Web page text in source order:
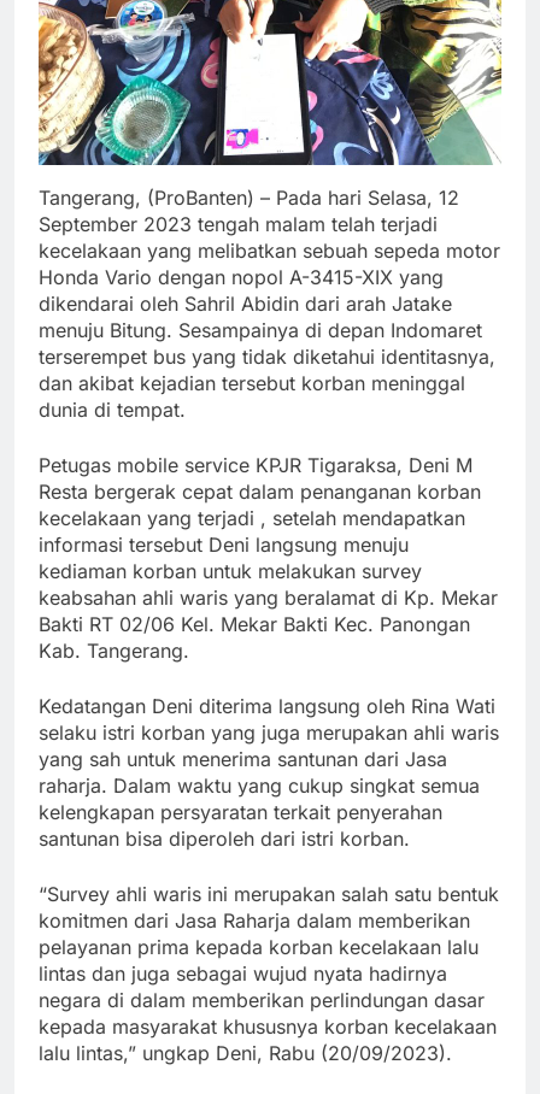
Tangerang, (ProBanten) – Pada hari Selasa, 12
September 2023 tengah malam telah terjadi
kecelakaan yang melibatkan sebuah sepeda motor
Honda Vario dengan nopol A-3415-XIX yang
dikendarai oleh Sahril Abidin dari arah Jatake
menuju Bitung. Sesampainya di depan Indomaret
terserempet bus yang tidak diketahui identitasnya,
dan akibat kejadian tersebut korban meninggal
dunia di tempat.
Petugas mobile service KPJR Tigaraksa, Deni M
Resta bergerak cepat dalam penanganan korban
kecelakaan yang terjadi , setelah mendapatkan
informasi tersebut Deni langsung menuju
kediaman korban untuk melakukan survey
keabsahan ahli waris yang beralamat di Kp. Mekar
Bakti RT 02/06 Kel. Mekar Bakti Kec. Panongan
Kab. Tangerang.
Kedatangan Deni diterima langsung oleh Rina Wati
selaku istri korban yang juga merupakan ahli waris
yang sah untuk menerima santunan dari Jasa
raharja. Dalam waktu yang cukup singkat semua
kelengkapan persyaratan terkait penyerahan
santunan bisa diperoleh dari istri korban.
“Survey ahli waris ini merupakan salah satu bentuk
komitmen dari Jasa Raharja dalam memberikan
pelayanan prima kepada korban kecelakaan lalu
lintas dan juga sebagai wujud nyata hadirnya
negara di dalam memberikan perlindungan dasar
kepada masyarakat khususnya korban kecelakaan
lalu lintas,” ungkap Deni, Rabu (20/09/2023).